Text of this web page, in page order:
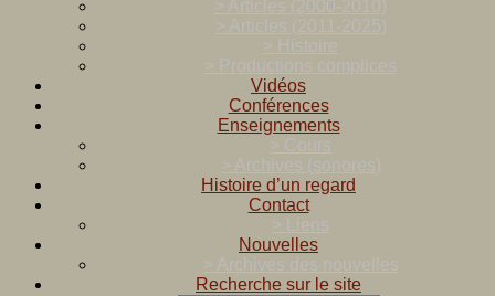
> Articles (2000-2010)
> Articles (2011-2025)
> Histoire
> Productions complices
Vidéos
Conférences
Enseignements
> Cours
> Archives (sonores)
Histoire d’un regard
Contact
> Liens
Nouvelles
> Archives des nouvelles
Recherche sur le site